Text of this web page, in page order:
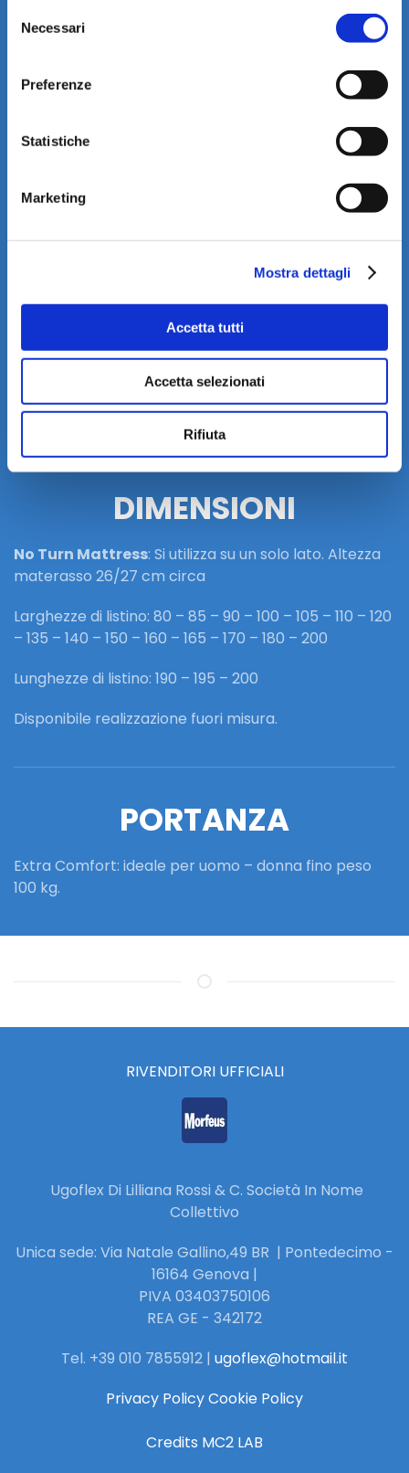
delNecessari
Preferenze
Statistiche
Marketing
Mostra dettagli
Accetta tutti
Accetta selezionati
Rifiuta
termoregolatore e inodore.
: la struttura ergonomica è
rivestita con fodera imbottita, anallergica, in tessuto
utilizzare il materasso anche quando la cover
Fascia Vortex 2x3D
speciale tessuto 3D mantiene il materasso sempre
fresco e
Breeze 3D System: la parte inferiore è protetta da
Breeze3D System (tessuto traspirante 3D +
imbottitura in fibra PolyFill), fisso.
: cover sfoderabile e lavabili in acqua 30°
C.
DIMENSIONI
No Turn Mattress: Si utilizza su un solo lato. Altezza
materasso 26/27 cm circa
Larghezze di listino: 80 – 85 – 90 – 100 – 105 – 110 – 120
– 135 – 140 – 150 – 160 – 165 – 170 – 180 – 200
Lunghezze di listino: 190 – 195 – 200
Disponibile realizzazione fuori misura.
PORTANZA
Extra Comfort: ideale per uomo – donna fino peso
100 kg.
RIVENDITORI UFFICIALI
Ugoflex Di Lilliana Rossi & C. Società In Nome
Collettivo
Unica sede: Via Natale Gallino,49 BR | Pontedecimo -
16164 Genova |
PIVA 03403750106
REA GE - 342172
Tel. +39 010 7855912 | ugoflex@hotmail.it
Privacy PolicyCookie Policy
Credits MC2 LAB